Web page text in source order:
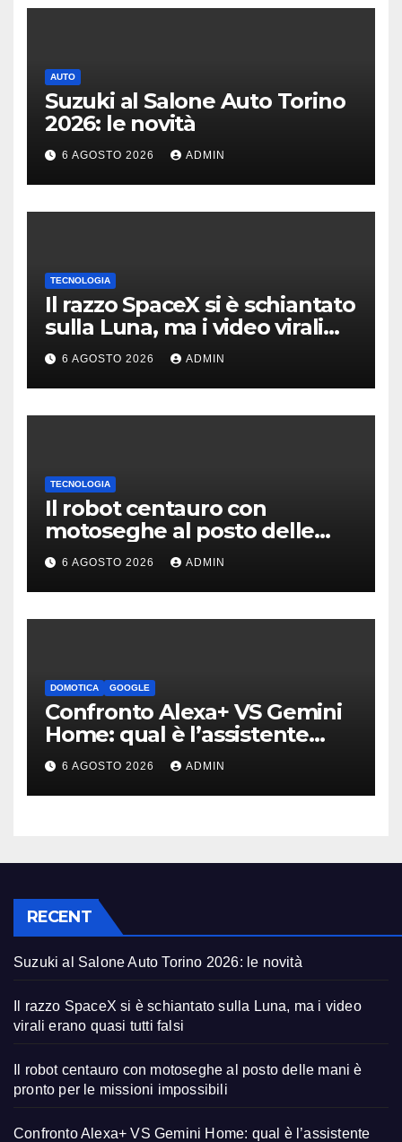
AUTO
Suzuki al Salone Auto Torino
2026: le novità
6 AGOSTO 2026 ADMIN
TECNOLOGIA
Il razzo SpaceX si è schiantato
sulla Luna, ma i video virali
erano quasi tutti falsi
6 AGOSTO 2026 ADMIN
TECNOLOGIA
Il robot centauro con
motoseghe al posto delle
mani è pronto per le missioni
impossibili
6 AGOSTO 2026 ADMIN
DOMOTICA GOOGLE
Confronto Alexa+ VS Gemini
Home: qual è l’assistente
migliore | Video
6 AGOSTO 2026 ADMIN
RECENT
Suzuki al Salone Auto Torino 2026: le novità
Il razzo SpaceX si è schiantato sulla Luna, ma i video
virali erano quasi tutti falsi
Il robot centauro con motoseghe al posto delle mani è
pronto per le missioni impossibili
Confronto Alexa+ VS Gemini Home: qual è l’assistente